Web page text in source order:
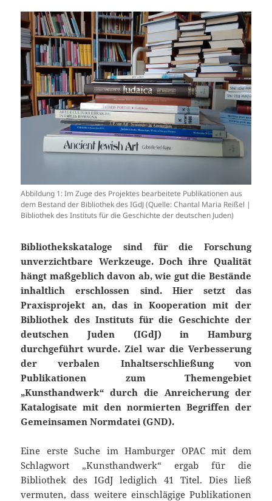
Abbildung 1: Im Zuge des Projektes bearbeitete Publikationen aus
dem Bestand der Bibliothek des IGdJ (Quelle: Chantal Maria Reißel |
Bibliothek des Instituts für die Geschichte der deutschen Juden)
Bibliothekskataloge sind für die Forschung
unverzichtbare Werkzeuge. Dochihre Qualität
hängt maßgeblich davon ab, wie gut die Bestände
inhaltlicherschlossen sind. Hier setzt das
Praxisprojekt an, das in Kooperation mit der
Bibliothek des Instituts für die Geschichte der
deutschen Juden (IGdJ) in Hamburg
durchgeführt wurde. Ziel war die Verbesserung
der verbalen Inhaltserschließung von
Publikationen zum Themengebiet
„Kunsthandwerk“durch die Anreicherung der
Katalogisate mit den normierten Begriffen der
Gemeinsamen Normdatei (GND).
Eine erste Suche im Hamburger OPAC mit dem
Schlagwort „Kunsthandwerk“ ergab für die
Bibliothek des IGdJ lediglich 41 Titel. Dies ließ
vermuten, dass weitere einschlägige Publikationen